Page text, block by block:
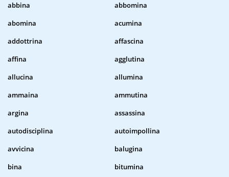
abbina
abbomina
abomina
acumina
addottrina
affascina
affina
agglutina
allucina
allumina
ammaina
ammutina
argina
assassina
autodisciplina
autoimpollina
avvicina
balugina
bina
bitumina